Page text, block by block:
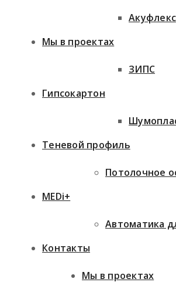
Мы в проектах
Гипсокартон
Теневой профиль
MEDi+
Контакты
Акуфлекс
ЗИПС
Потолочное
Автоматика
Мы в проектах